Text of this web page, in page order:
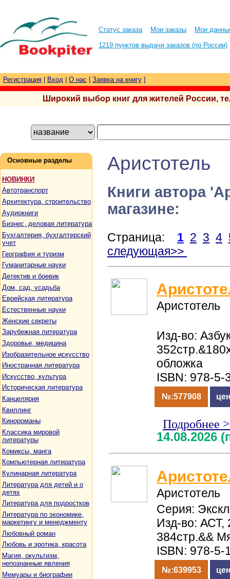
Статус заказа Мои заказы
Мои
1219 пунктов выдачи заказов (по России)
Регистрация Вход О нас Заявка на книгу
Широкий выбор книг для жителей России,
Основные разделы
НОВИНКИ
Автотранспорт
Архитектура, строительство
Аудиокниги
Бизнес, деловая литература
Бухгалтерия, бухгалтерский
учет
География и туризм
Гуманитарные науки
Детектив и боевик
Дом, сад, усадьба
Еврейская литература
Естественные науки
Женские секреты
Зарубежная литература
Здоровье, медицина
Изобразительное искусство
Иностранная литература
Искусство, культура
Историческая литература
Канцелярия
Квиллинг
Кинороманы
Классика мировой
литературы
Комиксы, манга
Компьютерная литература
Кулинарная литература
Литература для детей и о
детях
Литература для подростков
Литература по экономике,
маркетингу и менеджменту
Любовный роман
Любовь и эротика, красота
Магия, окультизм,
непознанные явления
Мемуары и биографии
Аристотель
Книги автора
магазине:
Страница: 1 2 3 4
следующая>>
Аристотель
Изд-во:
обложка
ISBN: 978-5-
№:577908
Подробнее
14.08.2026
Аристотель
Серия:
Изд-во: АСТ,
384стр.&&
ISBN: 978-5-
№:639953